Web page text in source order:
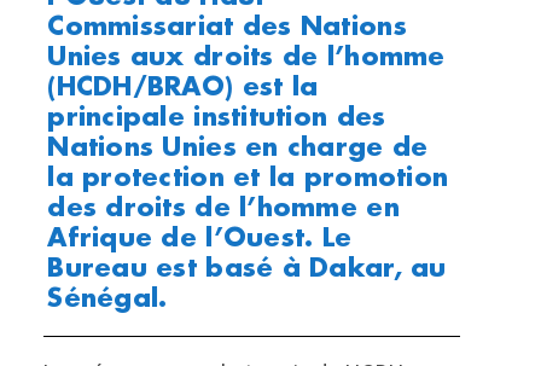
Commissariat des Nations
Unies aux droits de l’homme
(HCDH/BRAO) est la
principale institution des
Nations Unies en charge de
la protection et la promotion
des droits de l’homme en
Afrique de l’Ouest. Le
Bureau est basé à Dakar, au
Sénégal.